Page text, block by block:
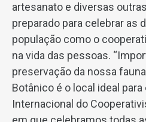
artesanato e diversas
preparado para celebrar as
população como o
na vida das pessoas.
preservação da nossa
Botânico é o local ideal
Internacional do